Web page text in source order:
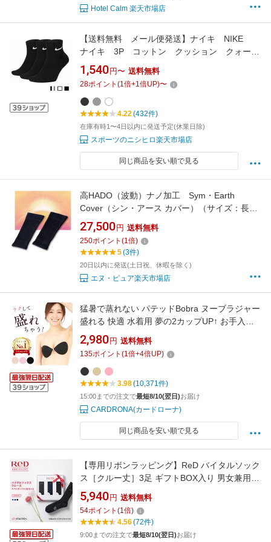
Hotel Calm 楽天市場店
【送料無料 メール便発送】ナイキ NIKE
ナイキ 3P コットン クッション クォータ
ー ソックスメンズ レディース ジュニア
通学 通学ソックス ブラック ホワイト グ
レー 3足 3足組 正規品 SX7667
1,540 円〜 送料無料
28ポイント (1倍+1倍UP)〜
4.22(432件)
在庫有時1〜4日以内に発送予定(休業日除)
スポーツのニシヒロ楽天市場店
同じ商品を安い順で見る
高HADO（波動）ナノ加工 Sym・Earth
Cover（シン・アース カバー）（サイズ：長さ
約27cm）
27,500 円 送料無料
250ポイント (1倍)
5(3件)
20日以内に発送(土日祝、休暇を除く)
エヌ・ピュア楽天市場店
猛暑で蒸れない パテッドBobra ヌーブラジャー
盛れる 快適 水着用 夢の2カップUP↑ お手入れ
はヌーブラソープ シリコンブラ ブライダル ウ
エディング ドレス ブライダルインナー チュー
ブトップ 結婚式 小胸 高粘着 敏感肌 海 プール
ストラップレス バストアップ
2,980 円 送料無料
135ポイント (1倍+4倍UP)
3.98(10,371件)
15:00までの注文で最短8/10(翌日)お届け
CARDRONA(カードローナ)
同じ商品を安い順で見る
【専用リボンラッピング】ReD バイタルソック
ス［クルー丈］3足 ギフトBOX入り 男女兼用
ユニセックス メンズ レディース オールシーズ
ン対応 ビジネス 誕生日 プレゼント ギフト 自分
用 実用的ギフト
5,940 円 送料無料
54ポイント (1倍)
4.56(72件)
9:00までの注文で最短8/10(翌日)お届け